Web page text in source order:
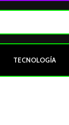
TECNOLOGÍA